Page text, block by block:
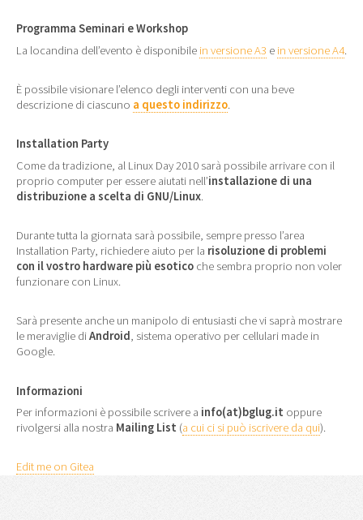
Programma Seminari e Workshop
La locandina dell’evento è disponibile in versione A3 e in versione A4.
È possibile visionare l’elenco degli interventi con una beve
descrizione di ciascuno a questo indirizzo.
Installation Party
Come da tradizione, al Linux Day 2010 sarà possibile arrivare con il
proprio computer per essere aiutati nell’installazione di una
distribuzione a scelta di GNU/Linux.
Durante tutta la giornata sarà possibile, sempre presso l’area
Installation Party, richiedere aiuto per la risoluzione di problemi
con il vostro hardware più esotico che sembra proprio non voler
funzionare con Linux.
Sarà presente anche un manipolo di entusiasti che vi saprà mostrare
le meraviglie diAndroid, sistema operativo per cellulari made in
Google.
Informazioni
Per informazioni è possibile scrivere a info(at)bglug.it oppure
rivolgersi alla nostra Mailing List (a cui ci si può iscrivere da qui).
Edit me on Gitea